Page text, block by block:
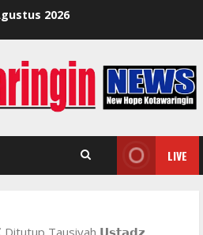
2026
LIVE
Tausiyah 𝗨𝘀𝘁𝗮𝗱𝘇